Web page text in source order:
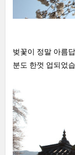
벚꽃이 정말 아름
분도 한껏 업되었